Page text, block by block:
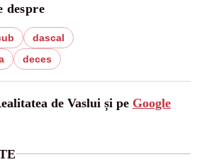
despre
dascal
deces
de Vaslui și pe Google